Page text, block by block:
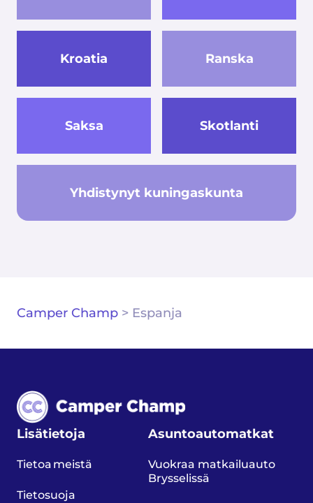
Kroatia Ranska
Saksa Skotlanti
Yhdistynyt kuningaskunta
Camper Champ > Espanja
Lisätietoja
Tietoa meistä
Tietosuoja
Asuntoautomatkat
Vuokraa matkailuauto
Brysselissä